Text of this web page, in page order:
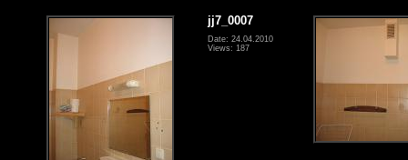
jj7_0007
Date: 24.04.2010
Views: 187